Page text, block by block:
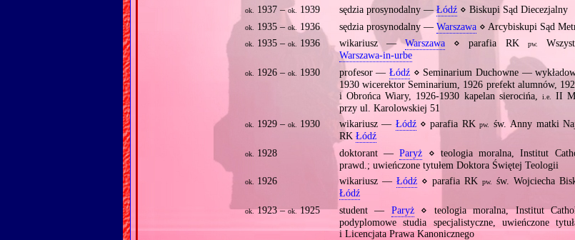
ok. 1937 –ok. 1939 sędzia prosynodalny —Łódź⋄ Biskupi Sąd Diecezjalny
ok. 1935 –ok. 1936 sędzia prosynodalny — Warszawa⋄ Arcybiskupi Sąd
ok. 1935 –ok. 1936 wikariusz —Warszawa ⋄ parafia RK pw.
Warszawa‐in‐urbe
ok. 1926 –ok. 1930 profesor —Łódź ⋄ Seminarium Duchowne —
1930 wicerektor Seminarium, 1926 prefekt alumnów,
i Obrońca Wiary, 1926‐1930 kapelan sierocińa,
i.e.
II
przy ul. Karolowskiej 51
ok. 1929 –ok. 1930 wikariusz — Łódź⋄ parafia RKpw.
św. Anny matki
RK Łódź
ok. 1928 doktorant —Paryż ⋄ teologia moralna, Institut
prawd.; uwieńczone tytułem Doktora Świętej Teologii
ok. 1926 wikariusz — Łódź⋄ parafia RKpw.
św. Wojciecha
Łódź
ok.1923 –ok.1925 student — Paryż⋄ teologia moralna, Institut
podyplomowe studia specjalistyczne, uwieńczone
i Licencjata Prawa Kanonicznego